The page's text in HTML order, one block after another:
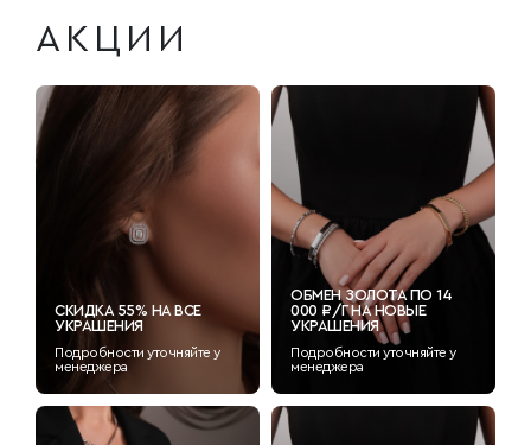
АКЦИИ
СКИДКА 55% НА ВСЕ
УКРАШЕНИЯ
Подробности уточняйте у
менеджера
ОБМЕН ЗОЛОТА ПО 14
000 ₽/Г НА НОВЫЕ
УКРАШЕНИЯ
Подробности уточняйте у
менеджера